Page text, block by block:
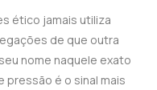
ético jamais utiliza
de que outra
nome naquele exato
pressão é o sinal mais